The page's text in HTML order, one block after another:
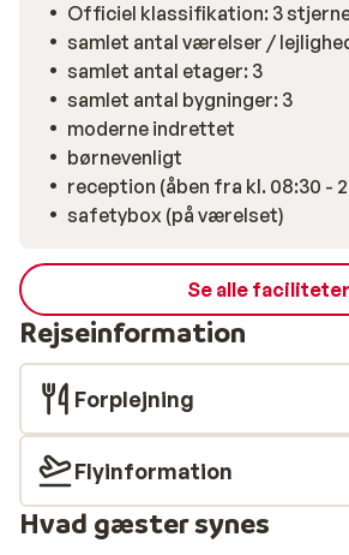
personlig atmosfære, tæt på det
Stratos et oplagt valg.
Officiel klassifikation: 3
samlet antal værelser /
samlet antal etager: 3
samlet antal bygninger: 3
moderne indrettet
børnevenligt
reception (åben fra kl. 08:30 -
safetybox (på værelset)
Se alle faciliteter
Rejseinformation
Forplejning
Flyinformation
Hvad gæster synes